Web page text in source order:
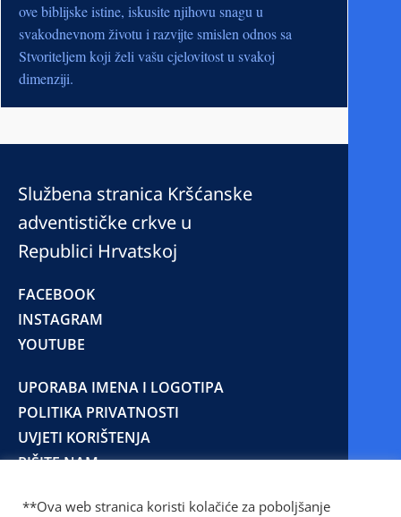
ove biblijske istine, iskusite njihovu snagu u
svakodnevnom životu i razvijte smislen odnos sa
Stvoriteljem koji želi vašu cjelovitost u svakoj
dimenziji.
Službena stranica Kršćanske
adventističke crkve u
Republici Hrvatskoj
FACEBOOK
INSTAGRAM
YOUTUBE
UPORABA IMENA I LOGOTIPA
POLITIKA PRIVATNOSTI
UVJETI KORIŠTENJA
PIŠITE NAM
**Ova web stranica koristi kolačiće za poboljšanje